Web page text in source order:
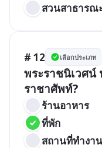
สวนสาธารณ
# 12 เลือกประเภท
พระราชนิเวศน์
ราชาศัพท์?
ร้านอาหาร
ที่พัก
สถานที่ทำงาน